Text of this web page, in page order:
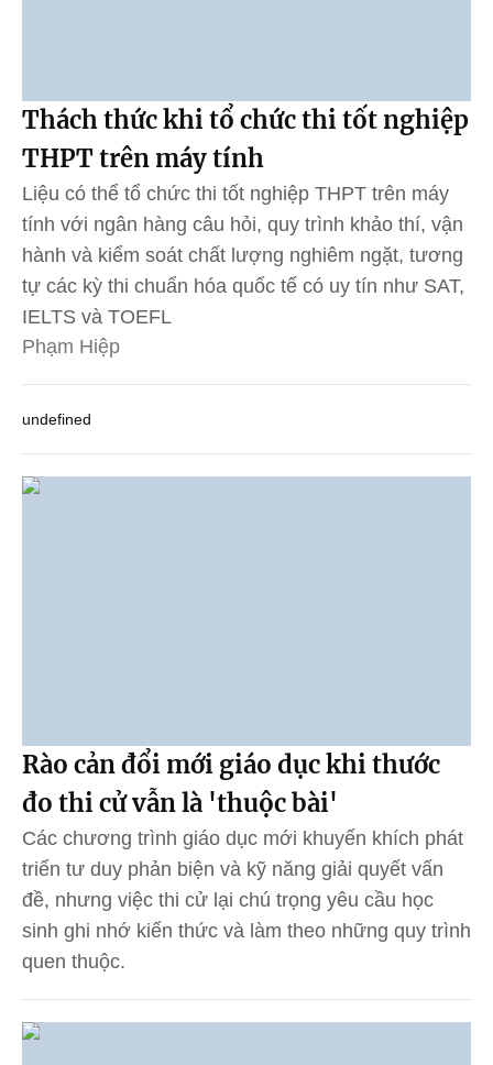
Thách thức khi tổ chức thi tốt nghiệp
THPT trên máy tính
Liệu có thể tổ chức thi tốt nghiệp THPT trên máy
tính với ngân hàng câu hỏi, quy trình khảo thí, vận
hành và kiểm soát chất lượng nghiêm ngặt, tương
tự các kỳ thi chuẩn hóa quốc tế có uy tín như SAT,
IELTS và TOEFL
Phạm Hiệp
undefined
Rào cản đổi mới giáo dục khi thước
đo thi cử vẫn là 'thuộc bài'
Các chương trình giáo dục mới khuyến khích phát
triển tư duy phản biện và kỹ năng giải quyết vấn
đề, nhưng việc thi cử lại chú trọng yêu cầu học
sinh ghi nhớ kiến thức và làm theo những quy trình
quen thuộc.